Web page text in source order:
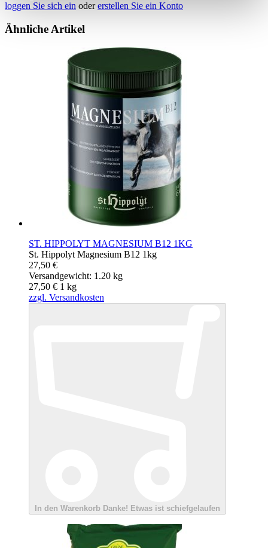
loggen Sie sich ein odererstellen Sie ein Konto
Ähnliche Artikel
ST. HIPPOLYT MAGNESIUM B12 1KG
St. Hippolyt Magnesium B12 1kg
27,50 €
Versandgewicht: 1.20 kg
27,50 € 1 kg
zzgl. Versandkosten
In den Warenkorb Danke! Etwas ist schiefgelaufen